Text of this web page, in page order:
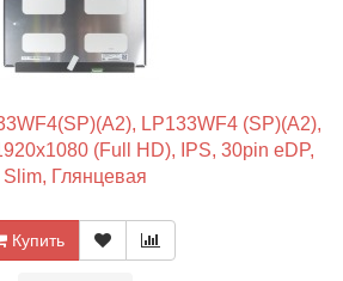
LP133WF4 (SP)(A2),
(Full HD), IPS, 30pin eDP,
Slim, Глянцевая
Купить